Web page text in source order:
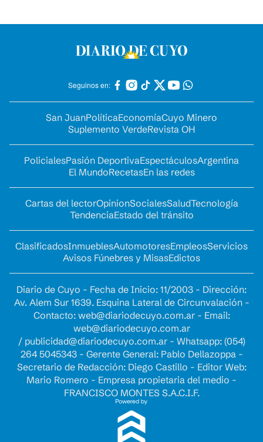
Seguinos en:
San JuanPolíticaEconomíaCuyo Minero
Suplemento VerdeRevista OH
PolicialesPasión DeportivaEspectáculosArgentina
El MundoRecetasEn las redes
Cartas del lectorOpinionSocialesSaludTecnología
TendenciaEstado del tránsito
ClasificadosInmueblesAutomotoresEmpleosServicios
Avisos Fúnebres y MisasEdictos
Diario de Cuyo - Fecha de Inicio: 11/2003 - Dirección:
Av. Alem Sur 1639. Esquina Lateral de Circunvalación -
Contacto: web@diariodecuyo.com.ar- Email:
web@diariodecuyo.com.ar
/ publicidad@diariodecuyo.com.ar- Whatsapp: (054)
264 5045343 - Gerente General: Pablo Dellazoppa -
Secretario de Redacción: Diego Castillo - Editor Web:
Mario Romero - Empresa propietaria del medio -
FRANCISCO MONTES S.A.C.I.F.